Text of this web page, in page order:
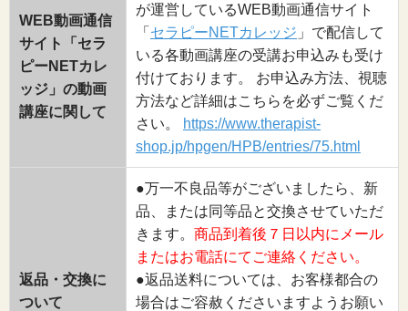
WEB動画通信
サイト「セラ
ピーNETカレ
ッジ」の動画
講座に関して
が運営しているWEB動画通信サイト
「 セラピーNETカレッジ 」で配信して
いる各動画講座の受講お申込みも受け
付けております。 お申込み方法、視聴
方法など詳細はこちらを必ずご覧くだ
さい。
https://www.therapist-
shop.jp/hpgen/HPB/entries/75.html
返品・交換に
ついて
●万一不良品等がございましたら、新
品、または同等品と交換させていただ
きます。 商品到着後７日以内にメール
またはお電話にてご連絡ください。
●返品送料については、お客様都合の
場合はご容赦くださいますようお願い